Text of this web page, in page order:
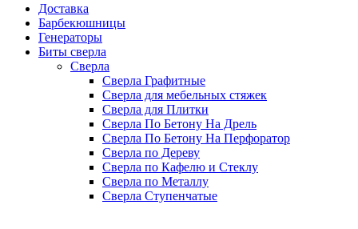
Доставка
Барбекюшницы
Генераторы
Биты сверла
Сверла
Сверла Графитные
Сверла для мебельных стяжек
Сверла для Плитки
Сверла По Бетону На Дрель
Сверла По Бетону На Перфоратор
Сверла по Дереву
Сверла по Кафелю и Стеклу
Сверла по Металлу
Сверла Ступенчатые